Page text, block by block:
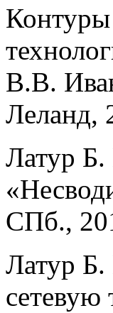
Контуры
В.В.
Леланд,
Латур
СПб.,
Латур Б.